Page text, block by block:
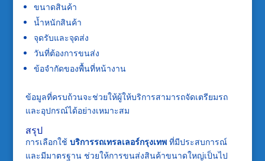
ขนาดสินค้า
น้ำหนักสินค้า
จุดรับและจุดส่ง
วันที่ต้องการขนส่ง
ข้อจำกัดของพื้นที่หน้างาน
ข้อมูลที่ครบถ้วนจะช่วยให้ผู้ให้บริการสามารถจัดเตรียมรถ
และอุปกรณ์ได้อย่างเหมาะสม
สรุป
การเลือกใช้ บริการรถเทรลเลอร์กรุงเทพที่มีประสบการณ์
และมีมาตรฐาน ช่วยให้การขนส่งสินค้าขนาดใหญ่เป็นไป